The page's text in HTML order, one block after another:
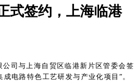
式签约，上海临港
司与上海自贸区临港新片区管委会签
电路特色工艺研发与产业化项目”。